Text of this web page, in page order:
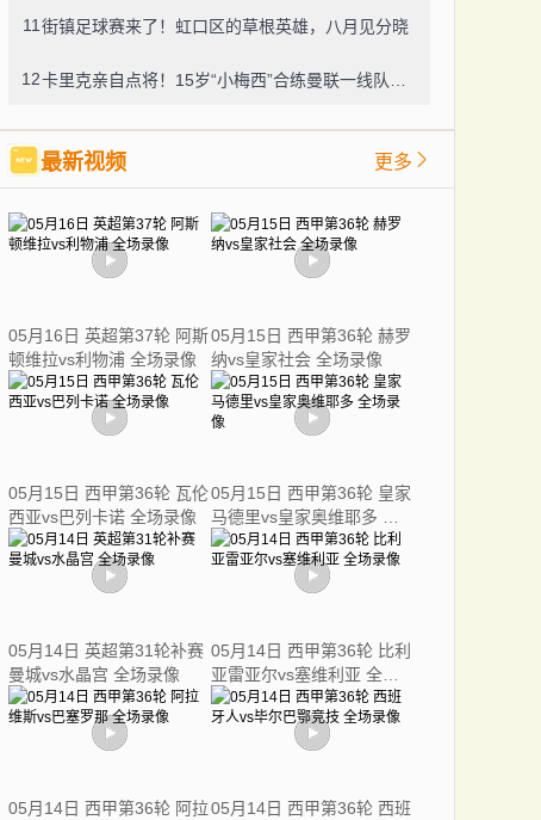
11 街镇足球赛来了！虹口区的草根英雄，八月见分晓
12
最新视频 更多
05月16日 英超第37轮 阿斯
顿维拉vs利物浦 全场录像
05月15日 西甲第36轮 赫罗
纳vs皇家社会 全场录像
05月15日 西甲第36轮 瓦伦
西亚vs巴列卡诺 全场录像
05月15日 西甲第36轮 皇家
马德里vs皇家奥维耶多 全
场录像
05月14日 英超第31轮补赛
曼城vs水晶宫 全场录像
05月14日 西甲第36轮 比利
亚雷亚尔vs塞维利亚 全场
录像
05月14日 西甲第36轮 阿拉05月14日 西甲第36轮 西班